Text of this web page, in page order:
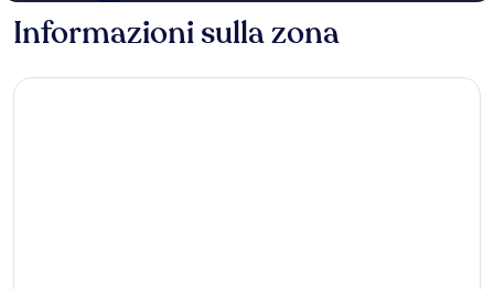
Informazioni sulla zona